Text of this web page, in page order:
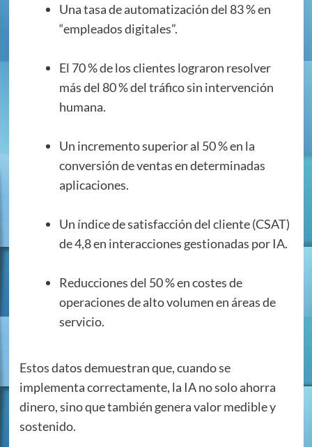
Una tasa de automatización del 83 % en
“empleados digitales”.
El 70 % de los clientes lograron resolver
más del 80 % del tráfico sin intervención
humana.
Un incremento superior al 50 % en la
conversión de ventas en determinadas
aplicaciones.
Un índice de satisfacción del cliente (CSAT)
de 4,8 en interacciones gestionadas por IA.
Reducciones del 50 % en costes de
operaciones de alto volumen en áreas de
servicio.
Estos datos demuestran que, cuando se
implementa correctamente, la IA no solo ahorra
dinero, sino que también genera valor medible y
sostenido.